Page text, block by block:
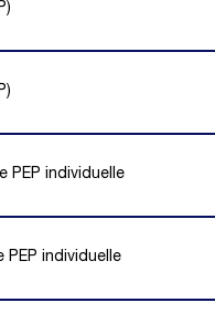
PEP individuelle
PEP individuelle